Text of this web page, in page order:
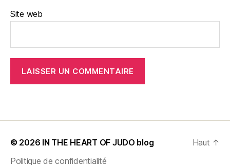
Site web
© 2026 IN THE HEART OF JUDO blog
Politique de confidentialité
Haut ↑